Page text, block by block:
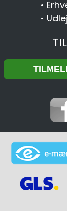
•
•